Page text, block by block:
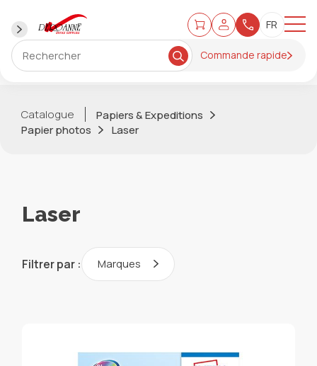
Commande rapide
Catalogue
Papiers & Expeditions
Papier photos
Laser
Laser
Filtrer par : Marques